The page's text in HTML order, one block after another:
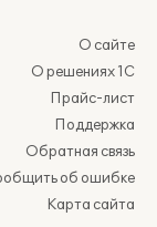
О сайте
О решениях 1С
Прайс-лист
Поддержка
Обратная связь
об ошибке
Карта сайта